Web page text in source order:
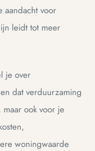
aandacht voor
leidt tot meer
je over
dat verduurzaming
ook voor je
woningwaarde